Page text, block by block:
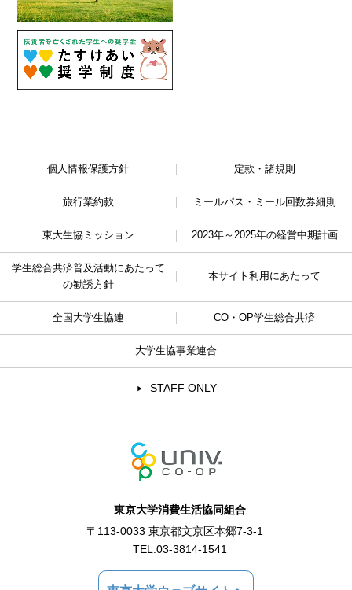
個人情報保護方針 定款・諸規則
旅行業約款 ミールパス・ミール回数券細則
東大生協ミッション 2023年～2025年の経営中期計画
学生総合共済普及活動にあたって
の勧誘方針
本サイト利用にあたって
全国大学生協連 CO・OP学生総合共済
大学生協事業連合
STAFF ONLY
東京大学消費生活協同組合
〒113-0033 東京都文京区本郷7-3-1
TEL:03-3814-1541